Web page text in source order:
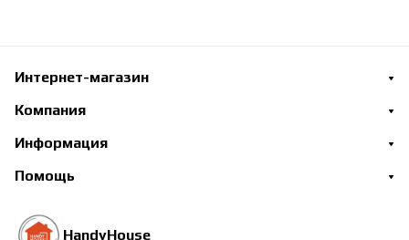
Интернет-магазин
Компания
Информация
Помощь
HandyHouse